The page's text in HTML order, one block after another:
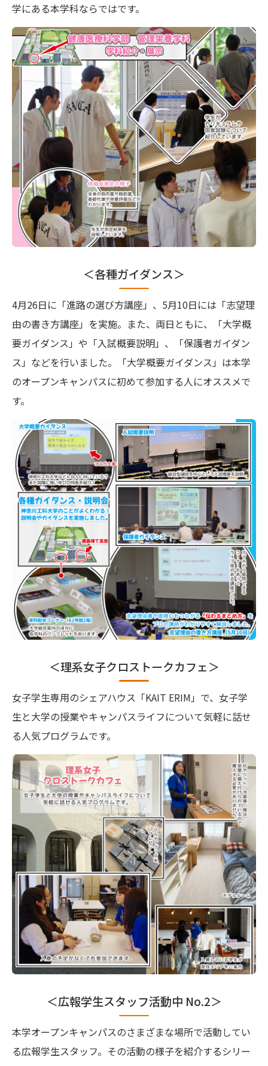
学にある本学科ならではです。
＜各種ガイダンス＞
4月26日に「進路の選び方講座」、5月10日には「志望理
由の書き方講座」を実施。また、両日ともに、「大学概
要ガイダンス」や「入試概要説明」、「保護者ガイダン
ス」などを行いました。「大学概要ガイダンス」は本学
のオープンキャンパスに初めて参加する人にオススメで
す。
＜理系女子クロストークカフェ＞
女子学生専用のシェアハウス「KAIT ERIM」で、女子学
生と大学の授業やキャンパスライフについて気軽に話せ
る人気プログラムです。
＜広報学生スタッフ活動中 No.2＞
本学オープンキャンパスのさまざまな場所で活動してい
る広報学生スタッフ。その活動の様子を紹介するシリー